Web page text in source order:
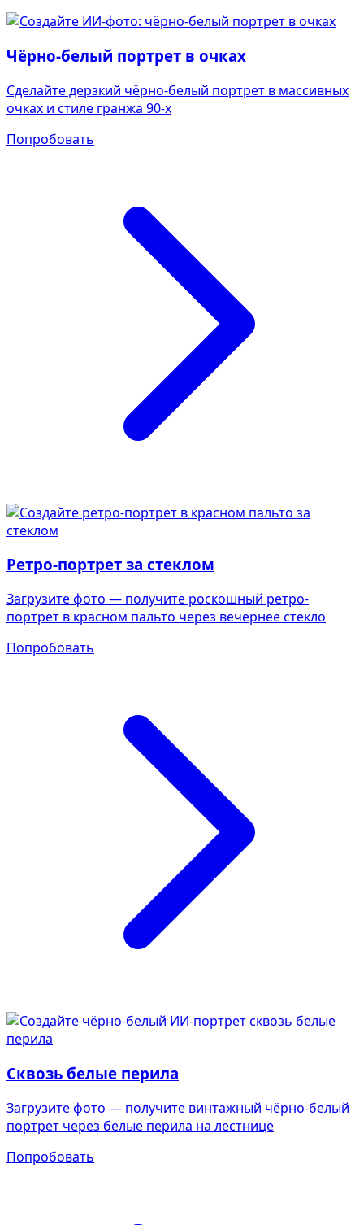
Чёрно-белый портрет в очках
Сделайте дерзкий чёрно-белый портрет в массивных
очках и стиле гранжа 90-х
Попробовать
Ретро-портрет за стеклом
Загрузите фото — получите роскошный ретро-
портрет в красном пальто через вечернее стекло
Попробовать
Сквозь белые перила
Загрузите фото — получите винтажный чёрно-белый
портрет через белые перила на лестнице
Попробовать